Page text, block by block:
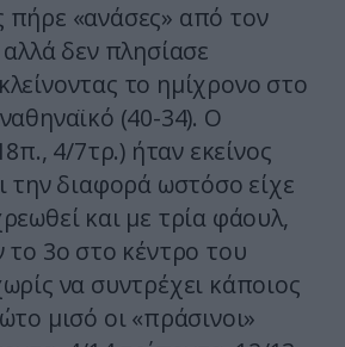
«ανάσες» από τον
δεν πλησίασε
το ημίχρονο στο
(40-34). Ο
4/7τρ.) ήταν εκείνος
την διαφορά ωστόσο είχε
και με τρία φάουλ,
το 3ο στο κέντρο του
να συντρέχει κάποιος
μισό οι «πράσινοι»